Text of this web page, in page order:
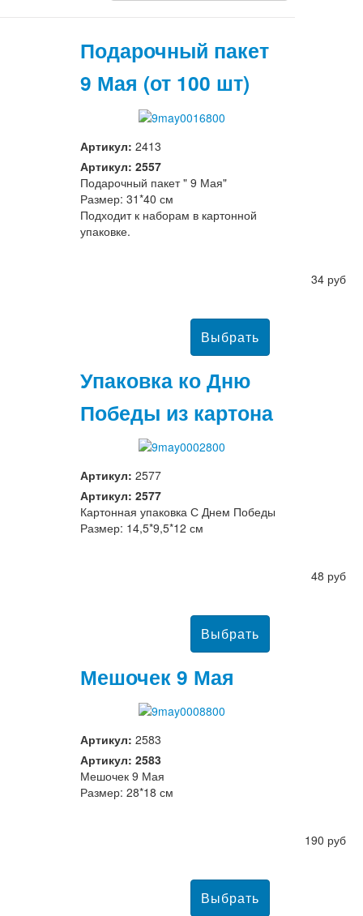
Подарочный пакет
9 Мая (от 100 шт)
Артикул: 2413
Артикул: 2557
Подарочный пакет " 9 Мая"
Размер: 31*40 см
Подходит к наборам в картонной
упаковке.
34 руб
Упаковка ко Дню
Победы из картона
Артикул: 2577
Артикул: 2577
Картонная упаковка С Днем Победы
Размер: 14,5*9,5*12 см
48 руб
Мешочек 9 Мая
Артикул: 2583
Артикул: 2583
Мешочек 9 Мая
Размер: 28*18 см
190 руб